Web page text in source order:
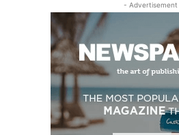
- Advertisement